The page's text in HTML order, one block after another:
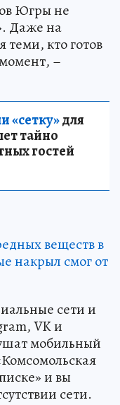
Югры не
Даже на
кто готов
–
«сетку»для
тайно
гостей
веществ в
накрыл смог от
сети и
VK и
мобильный
и вы
сети.